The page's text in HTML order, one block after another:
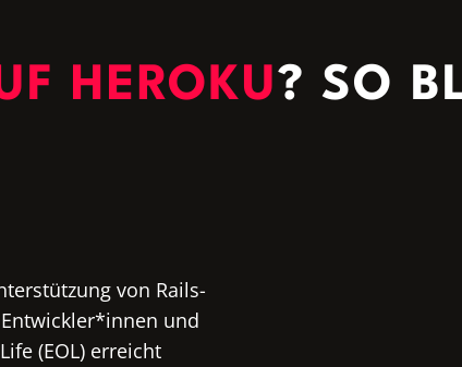
HEROKU? SO
von Rails-
und
(EOL) erreicht